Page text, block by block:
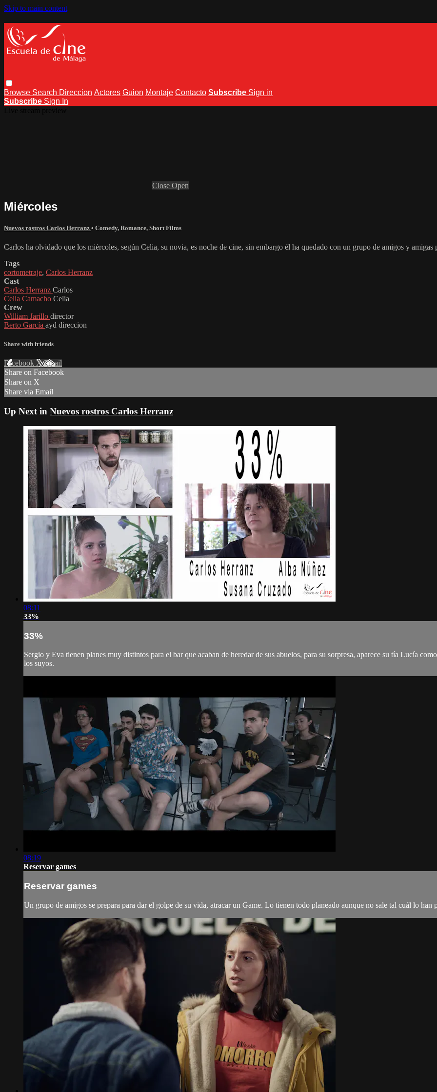
Skip to main content
Browse Search Direccion Actores Guion Montaje Contacto Subscribe Sign in
Subscribe Sign In
Close Open
Miércoles
Nuevos rostros Carlos Herranz • Comedy, Romance, Short Films
Carlos ha olvidado que los miércoles, según Celia, su novia, es noche de cine, sin embargo él ha quedado con un grupo de amigos y
Tags
cortometraje, Carlos Herranz
Cast
Carlos Herranz Carlos
Celia Camacho Celia
Crew
William Jarillo director
Berto García ayd direccion
Share with friends
Facebook XEmail
Share on Facebook
Share on X
Share via Email
Up Next in Nuevos rostros Carlos Herranz
08:11
33%
33%
Sergio y Eva tienen planes muy distintos para el bar que acaban de heredar de sus abuelos, para su sorpresa, aparece su tía Lucía
los suyos.
08:19
Reservar games
Reservar games
Un grupo de amigos se prepara para dar el golpe de su vida, atracar un Game. Lo tienen todo planeado aunque no sale tal cuál lo han